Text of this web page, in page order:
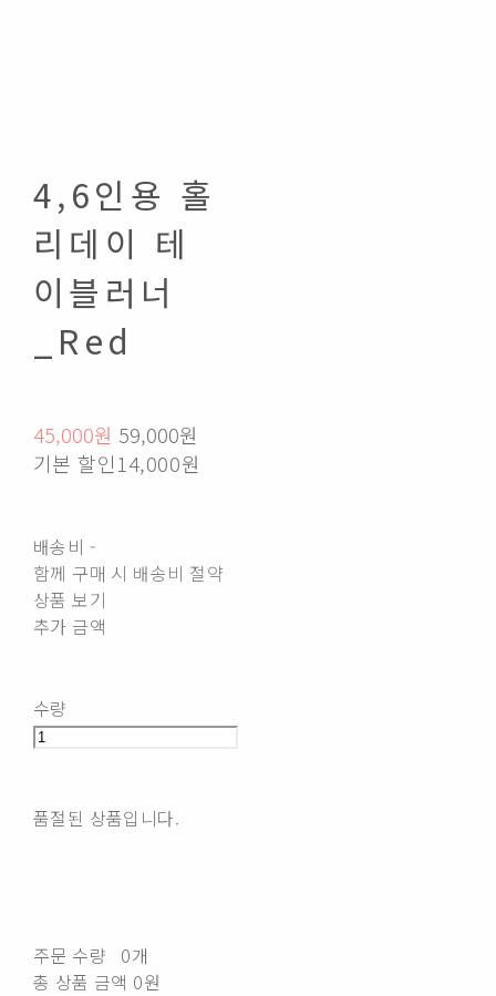
4,6인용 홀
리데이 테
이블러너
_Red
45,000원 59,000원
기본 할인14,000원
배송비 -
함께 구매 시 배송비 절약
상품 보기
추가 금액
수량
품절된 상품입니다.
주문 수량
0개
총 상품 금액 0원